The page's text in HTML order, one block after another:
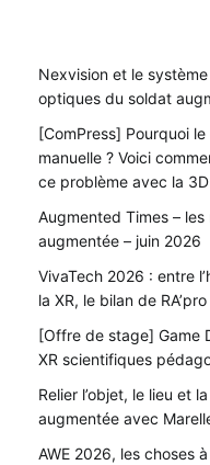
Nexvision et le
optiques du soldat
[ComPress] Pourquoi
manuelle ? Voici
ce problème avec la 3D
Augmented Times –
augmentée – juin 2026
VivaTech 2026 : entre
la XR, le bilan de RA’pro
[Offre de stage] Game
XR scientifiques
Relier l’objet, le lieu et
augmentée avec
AWE 2026, les choses